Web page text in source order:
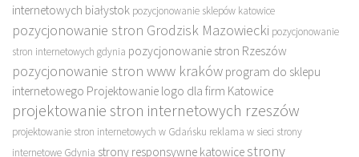
internetowych białystok pozycjonowanie sklepów katowice
pozycjonowanie stron Grodzisk Mazowiecki pozycjonowanie
stron internetowych gdynia pozycjonowanie stron Rzeszów
pozycjonowanie stron www kraków program do sklepu
internetowego Projektowanie logo dla firm Katowice
projektowanie stron internetowych rzeszów
projektowanie stron internetowych w Gdańsku reklama w sieci strony
internetowe Gdynia strony responsywne katowice strony